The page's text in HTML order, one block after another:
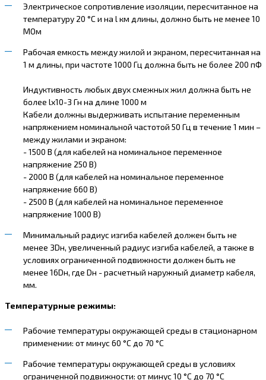
Электрическое сопротивление изоляции, пересчитанное на
температуру 20 °С и на l км длины, должно быть не менее 10
МОм
Рабочая емкость между жилой и экраном, пересчитанная на
1 м длины, при частоте 1000 Гц должна быть не более 200 пФ
Индуктивность любых двух смежных жил должна быть не
более lх10-3 Гн на длине 1000 м
Кабели должны выдерживать испытание переменным
напряжением номинальной частотой 50 Гц в течение 1 мин –
между жилами и экраном:
- 1500 В (для кабелей на номинальное переменное
напряжение 250 В)
- 2000 В (для кабелей на номинальное переменное
напряжение 660 В)
- 2500 В (для кабелей на номинальное переменное
напряжение 1000 В)
Минимальный радиус изгиба кабелей должен быть не
менее 3Dн, увеличенный радиус изгиба кабелей, а также в
условиях ограниченной подвижности должен быть не
менее 16Dн, где Dн - расчетный наружный диаметр кабеля,
мм.
Температурные режимы:
Рабочие температуры окружающей среды в стационарном
применении: от минус 60 °С до 70 °С
Рабочие температуры окружающей среды в условиях
ограниченной подвижности: от минус 10 °С до 70 °С